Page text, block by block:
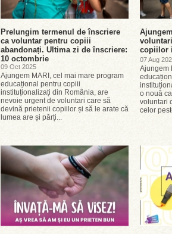
Prelungim termenul de înscriere
ca voluntar pentru copiii
abandonați. Ultima zi de înscriere:
10 octombrie
09 Oct 2025
Ajungem MARI, cel mai mare program
educațional pentru copiii
instituționalizați din România, are
nevoie urgent de voluntari care să
devină prietenii copiilor și să le arate că
lumea are și părți...
copiilor
07 Aug
Ajungem
o nouă
voluntari
celor